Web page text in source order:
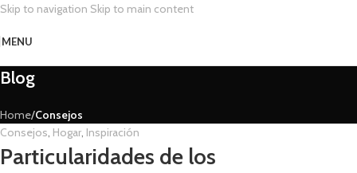
Skip to navigation Skip to main content
MENU
Blog
Home/Consejos
Consejos, Hogar, Inspiración
Particularidades de los